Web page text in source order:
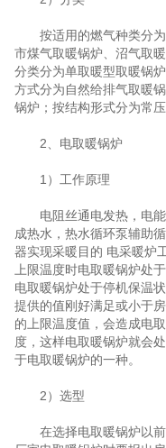
按适用的燃气种类分为
市煤气取暖锅炉、沼气取
分类分为单取暖型取暖锅
方式分为自然给排气取暖
锅炉；按结构形式分为常
2、电取暖锅炉
1）工作原理
电阻丝通电发热，电能
成热水，热水循环泵辅助
器实现采暖目的 电采暖炉
上限温度时电取暖锅炉处
电取暖锅炉处于停机保温
提供的值刚好满足或小于
的上限温度值，会造成电
度，这样电取暖锅炉就会
于电取暖锅炉的一种。
2）选型
在选择电取暖锅炉以前